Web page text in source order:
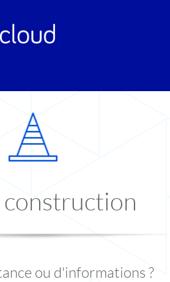
construction
ou d'informations ?